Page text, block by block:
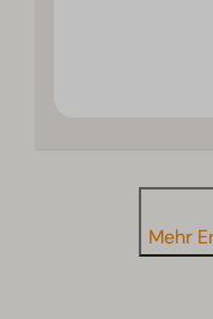
Mehr